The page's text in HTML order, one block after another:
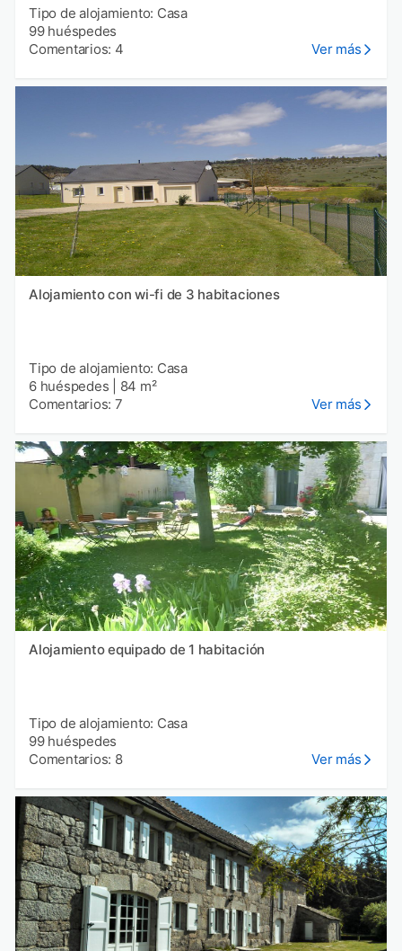
Tipo de alojamiento: Casa
99 huéspedes
Comentarios: 4
Ver más
Alojamiento con wi-fi de 3 habitaciones
Tipo de alojamiento: Casa
6 huéspedes
84 m²
Comentarios: 7
Ver más
Alojamiento equipado de 1 habitación
Tipo de alojamiento: Casa
99 huéspedes
Comentarios: 8
Ver más